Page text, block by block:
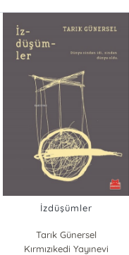
İzdüşümler
Tarık Günersel
Kırmızıkedi Yayınevi